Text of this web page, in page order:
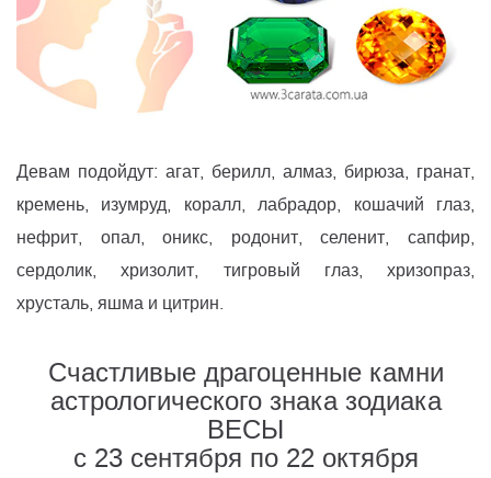
Девам подойдут: агат, берилл, алмаз, бирюза, гранат,
кремень, изумруд, коралл, лабрадор, кошачий глаз,
нефрит, опал, оникс, родонит, селенит, сапфир,
сердолик, хризолит, тигровый глаз, хризопраз,
хрусталь, яшма и цитрин.
Счастливые драгоценные камни
астрологического знака зодиака
ВЕСЫ
с 23 сентября по 22 октября